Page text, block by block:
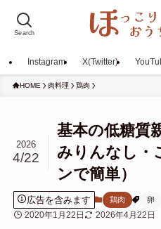
Search
Instagram X(Twitter)
HOME 肉料理 鶏肉
基本の低糖質
みりんなし・
ンで簡単）
2026
4/22
広告を含みます 鶏肉 卵
2020年1月22日 2026年4月22日